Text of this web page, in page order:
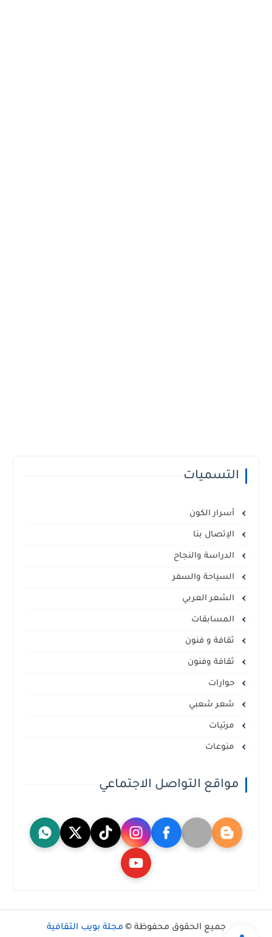
التسميات
أسرار الكون
الإتصال بنا
الدراسة والنجاح
السياحة والسفر
الشعر العربي
المسابقات
ثقافة و فنون
ثقافة وفنون
حوارات
شعر شعبي
مرئيات
منوعات
مواقع التواصل الاجتماعي
جميع الحقوق محفوظة © مجلة بويب الثقافية